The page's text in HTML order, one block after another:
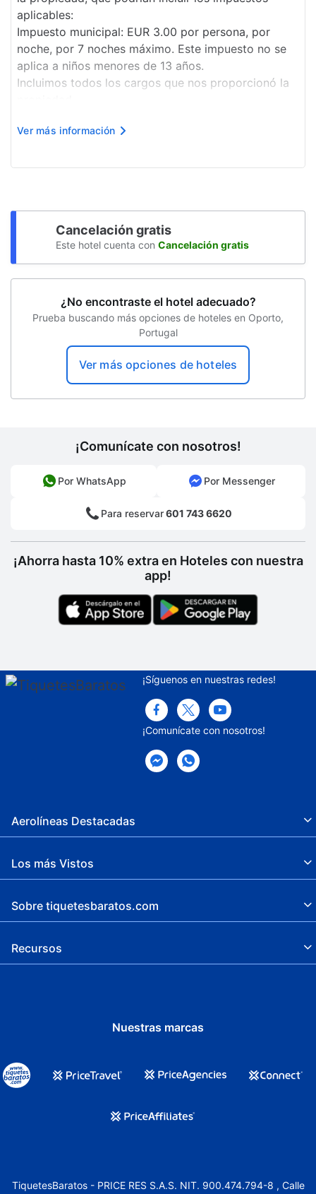
Seguro
Elevador
Clases de acondicionamiento físico
Renta de computadoras
Servicios con cargo extra
aplicables:
Impuesto municipal: EUR 3.00 por persona, por
noche, por 7 noches máximo. Este impuesto no se
aplica a niños menores de 13 años.
Incluimos todos los cargos que nos proporcionó la
(precio aproximado).
15 por día. A 350 metros, abi...
Ver más información
Cancelación gratis
Este hotel cuenta con Cancelación gratis
¿No encontraste el hotel adecuado?
Prueba buscando más opciones de hoteles en Oporto,
Portugal
Ver más opciones de hoteles
¡Comunícate con nosotros!
Por WhatsApp Por Messenger
Para reservar601 743 6620
¡Ahorra hasta 10% extra en Hoteles con nuestra
app!
¡Síguenos en nuestras redes!
¡Comunícate con nosotros!
Aerolíneas Destacadas
Los más Vistos
Sobre tiquetesbaratos.com
Recursos
Nuestras marcas
TiquetesBaratos - PRICE RES S.A.S. NIT. 900.474.794-8 , Calle